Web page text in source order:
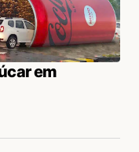
em